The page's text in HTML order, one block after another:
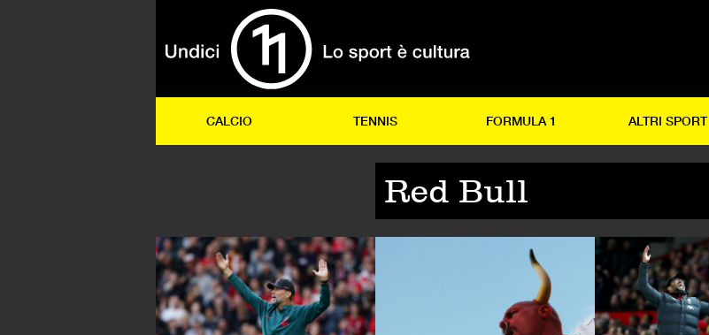
CALCIO TENNIS FORMULA 1 ALTRI SPORT
Red Bull
CALCIO